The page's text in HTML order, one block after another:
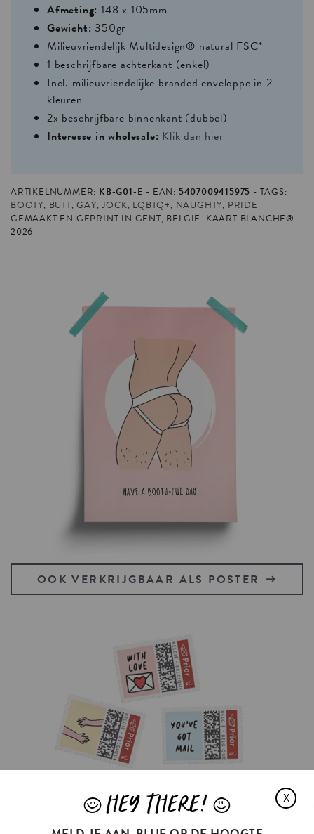
Afmeting: 148 x 105mm
Gewicht: 350gr
Milieuvriendelijk Multidesign® natural FSC*
1 beschrijfbare achterkant (enkel)
Incl. milieuvriendelijke branded enveloppe in 2
kleuren
2x beschrijfbare binnenkant (dubbel)
Interesse in wholesale: Klik dan hier
ARTIKELNUMMER: KB-G01-E EAN: 5407009415975
TAGS:
BOOTY, BUTT,GAY,JOCK, LQBTQ+, NAUGHTY, PRIDE
GEMAAKT EN GEPRINT IN GENT, BELGIË. KAART BLANCHE®
2026
OOK VERKRIJGBAAR ALS POSTER
X
JHEY THERE! L